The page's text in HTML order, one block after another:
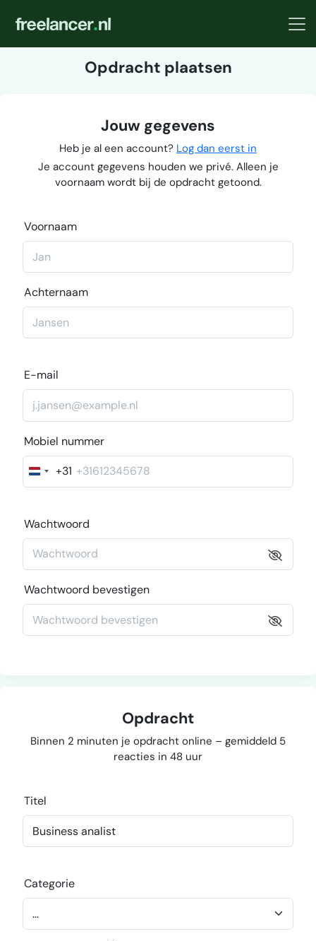
Opdracht plaatsen
Jouw gegevens
Heb je al een account? Log dan eerst in
Je account gegevens houden we privé. Alleen je
voornaam wordt bij de opdracht getoond.
Voornaam
Achternaam
E-mail
Mobiel nummer
Nederland
+31
+31
Wachtwoord
Wachtwoord bevestigen
Opdracht
Binnen 2 minuten je opdracht online – gemiddeld 5
reacties in 48 uur
Titel
Categorie